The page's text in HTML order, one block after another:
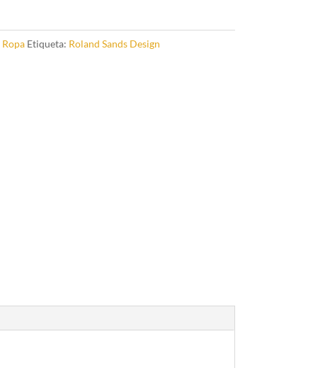
Ropa Etiqueta: Roland Sands Design